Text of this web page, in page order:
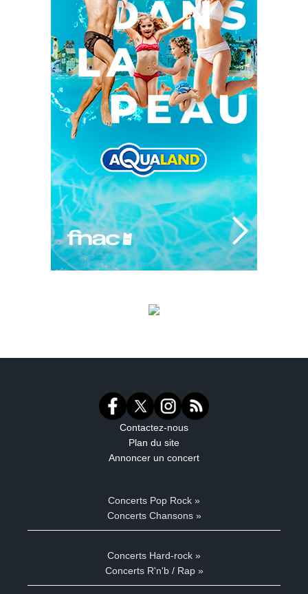
Contactez-nous
Plan du site
Annoncer un concert
Concerts Pop Rock »
Concerts Chansons »
Concerts Hard-rock »
Concerts R'n'b / Rap »